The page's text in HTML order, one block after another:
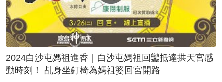
2024白沙屯媽祖進香｜白沙屯媽祖回鑾抵達拱天宮感
動時刻！ 乩身坐釘椅為媽祖婆回宮開路